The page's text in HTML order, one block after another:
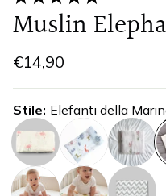
Muslin
€14,90
Stile Elefanti della
fenicotterovolpe lavanda